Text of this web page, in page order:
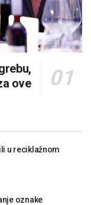
ove
u reciklažnom
oznake